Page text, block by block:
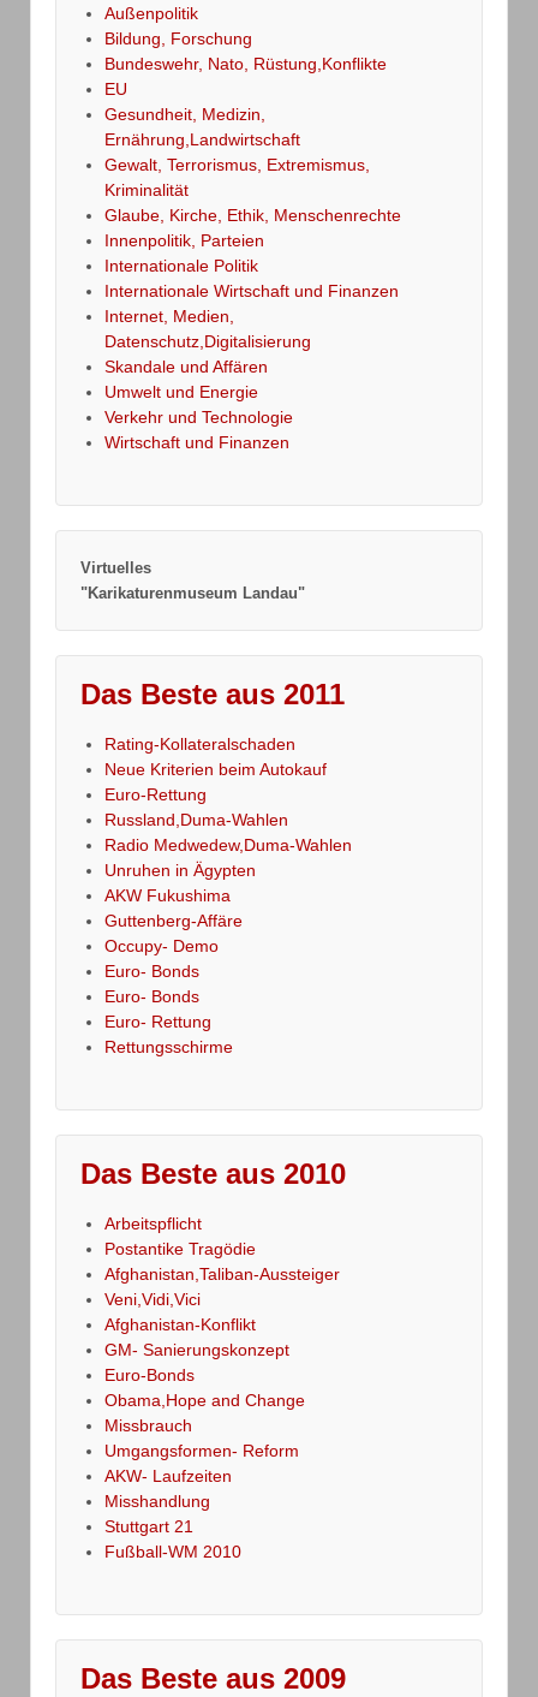
Außenpolitik
Bildung, Forschung
Bundeswehr, Nato, Rüstung,Konflikte
EU
Gesundheit, Medizin,
Ernährung,Landwirtschaft
Gewalt, Terrorismus, Extremismus,
Kriminalität
Glaube, Kirche, Ethik, Menschenrechte
Innenpolitik, Parteien
Internationale Politik
Internationale Wirtschaft und Finanzen
Internet, Medien,
Datenschutz,Digitalisierung
Skandale und Affären
Umwelt und Energie
Verkehr und Technologie
Wirtschaft und Finanzen
Virtuelles
"Karikaturenmuseum Landau"
Das Beste aus 2011
Rating-Kollateralschaden
Neue Kriterien beim Autokauf
Euro-Rettung
Russland,Duma-Wahlen
Radio Medwedew,Duma-Wahlen
Unruhen in Ägypten
AKW Fukushima
Guttenberg-Affäre
Occupy- Demo
Euro- Bonds
Euro- Bonds
Euro- Rettung
Rettungsschirme
Das Beste aus 2010
Arbeitspflicht
Postantike Tragödie
Afghanistan,Taliban-Aussteiger
Veni,Vidi,Vici
Afghanistan-Konflikt
GM- Sanierungskonzept
Euro-Bonds
Obama,Hope and Change
Missbrauch
Umgangsformen- Reform
AKW- Laufzeiten
Misshandlung
Stuttgart 21
Fußball-WM 2010
Das Beste aus 2009